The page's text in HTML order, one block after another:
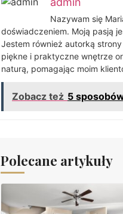
Nazywam się
doświadczeniem. Moją pasją
Jestem również autorką
piękne i praktyczne wnętrze
naturą, pomagając moim
Zobacz też 5
Polecane artykuły